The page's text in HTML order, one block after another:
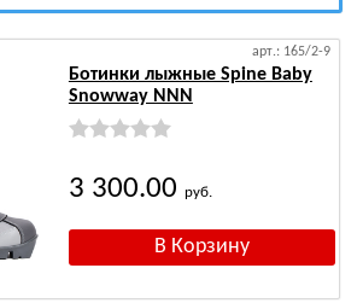
арт.: 165/2-9
Ботинки лыжные Spine Baby
Snowway NNN
3 300.00 руб.